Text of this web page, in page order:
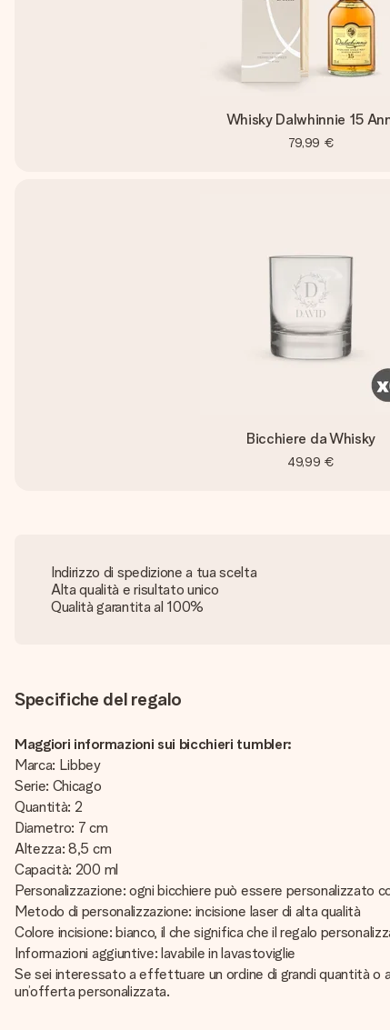
Whisky Dalwhinnie 15
79,99 €
Bicchiere da Whisky
49,99 €
Indirizzo di spedizione a tua scelta
Alta qualità e risultato unico
Qualità garantita al 100%
Specifiche del regalo
Maggiori informazioni sui bicchieri tumbler:
Marca: Libbey
Serie: Chicago
Quantità: 2
Diametro: 7 cm
Altezza: 8,5 cm
Capacità: 200 ml
Personalizzazione: ogni bicchiere può essere personalizzato
Metodo di personalizzazione: incisione laser di alta qualità
Colore incisione: bianco, il che significa che il regalo
Informazioni aggiuntive: lavabile in lavastoviglie
Se sei interessato a effettuare un ordine di grandi quantità o
un’offerta personalizzata.